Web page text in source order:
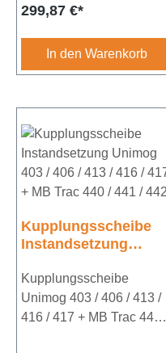
Zähne
Regulärer Preis:
299,87 €*
In den Warenkorb
Kupplungsscheibe
Instandsetzung
413 / 416 / 417 + MB
Trac 440 / 441 / 442
Kupplungsscheibe
Unimog 403 / 406 / 413 /
416 / 417 + MB Trac 440 /